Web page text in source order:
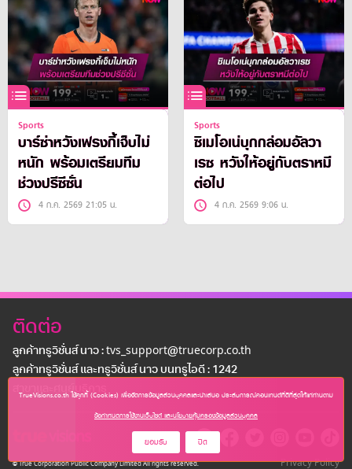
Sports
บาร์ซ่าหวังเฟรงกี้เจ็บไม่
หนัก พร้อมเตรียมทีม
ช่วงปรีซีซั่น
4 ก.ค. 2569 21:05 น.
Sports
ซิเมโอเน่บุกกล่อมอัลวา
เรซ หวังให้อยู่กับตราหมี
ต่อไป
4 ก.ค. 2569 9:06 น.
ติดต่อ
ลูกค้าทรูวิชั่นส์ นาว : tvs_support@truecorp.co.th
ลูกค้าทรูวิชั่นส์ และทรูวิชั่นส์ นาว บนทรูไอดี : 1242
สาขาเเละศูนย์บริการ
© True Corporation Public Company Limited All rights reserved. Privacy Policy
TrueVisions.co.th ใช้คุกกี้ (Cookies) เพื่อจัดการข้อมูลส่วนบุคคลและนำเสนอ ประสบการณ์คอนเทนต์ที่ดีที่สุดให้แก่ท่านตาม
ข้อกำหนดการใช้งานเว็บไซต์ และนโยบายคุ้มครองข้อมูลส่วนบุคคล
ยอมรับ ปิด